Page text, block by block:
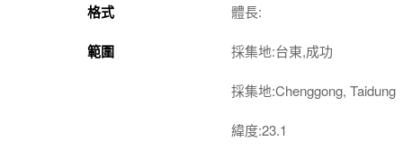
格式 體長:
範圍 採集地:台東,成功
採集地:Chenggong, Taidung
緯度:23.1